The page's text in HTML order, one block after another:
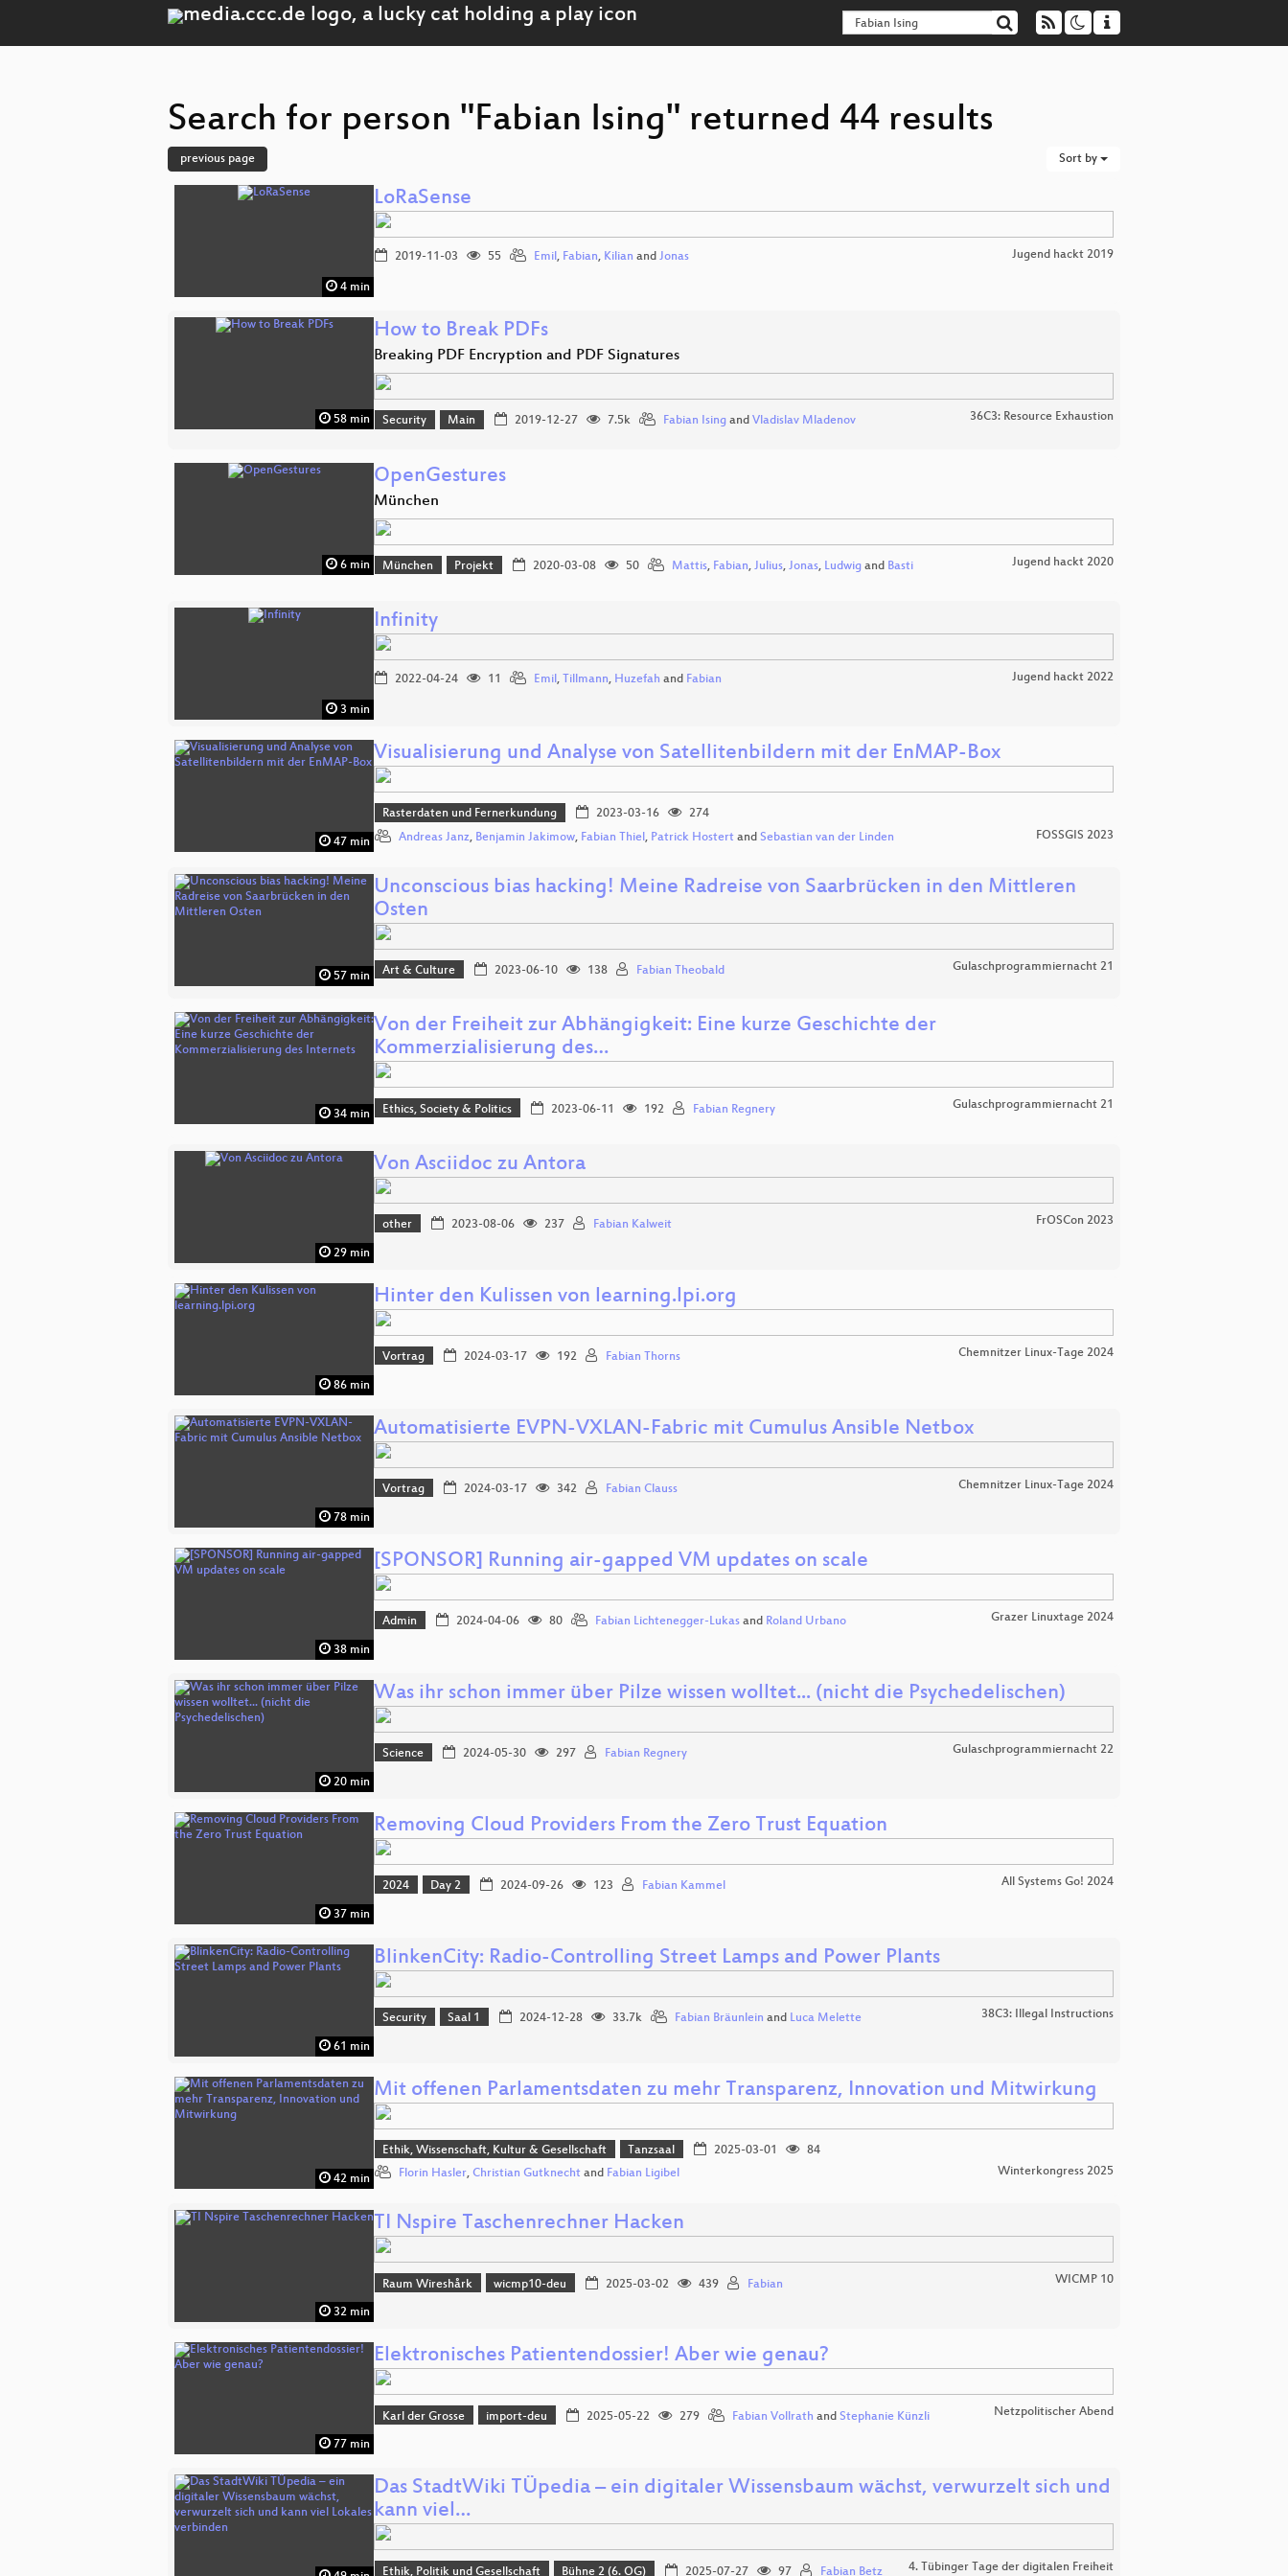
Search for person "Fabian Ising" returned 44 results
previous page Sort by
4 min
LoRaSense
2019-11-03 55 Emil, Fabian, Kilian and Jonas Jugend hackt 2019
58 min
How to Break PDFs
Breaking PDF Encryption and PDF Signatures
Security Main 2019-12-27 7.5k Fabian Isingand Vladislav Mladenov 36C3: Resource Exhaustion
6 min
OpenGestures
München
München Projekt 2020-03-08 50 Mattis, Fabian, Julius, Jonas, Ludwigand Basti Jugend hackt 2020
3 min
Infinity
2022-04-24 11 Emil, Tillmann, Huzefah and Fabian Jugend hackt 2022
47 min
Visualisierung und Analyse von Satellitenbildern mit der EnMAP-Box
Rasterdaten und Fernerkundung 2023-03-16
274
Andreas Janz, Benjamin Jakimow, Fabian Thiel , Patrick Hostert and Sebastian van der Linden FOSSGIS 2023
57 min
Unconscious bias hacking! Meine Radreise von Saarbrücken in den Mittleren
Osten
Art & Culture 2023-06-10 138 Fabian Theobald Gulaschprogrammiernacht 21
34 min
Von der Freiheit zur Abhängigkeit: Eine kurze Geschichte der
Kommerzialisierung des…
Ethics, Society & Politics 2023-06-11 192 Fabian Regnery Gulaschprogrammiernacht 21
29 min
Von Asciidoc zu Antora
other 2023-08-06 237 Fabian Kalweit FrOSCon 2023
86 min
Hinter den Kulissen von learning.lpi.org
Vortrag 2024-03-17 192 Fabian Thorns Chemnitzer Linux-Tage 2024
78 min
Automatisierte EVPN-VXLAN-Fabric mit Cumulus Ansible Netbox
Vortrag 2024-03-17 342 Fabian Clauss Chemnitzer Linux-Tage 2024
38 min
[SPONSOR] Running air-gapped VM updates on scale
Admin 2024-04-06 80 Fabian Lichtenegger-Lukasand Roland Urbano Grazer Linuxtage 2024
20 min
Was ihr schon immer über Pilze wissen wolltet... (nicht die Psychedelischen)
Science 2024-05-30 297 Fabian Regnery Gulaschprogrammiernacht 22
37 min
Removing Cloud Providers From the Zero Trust Equation
2024 Day 2 2024-09-26 123 Fabian Kammel All Systems Go! 2024
61 min
BlinkenCity: Radio-Controlling Street Lamps and Power Plants
Security Saal 1 2024-12-28 33.7k Fabian Bräunlein and Luca Melette 38C3: Illegal Instructions
42 min
Mit offenen Parlamentsdaten zu mehr Transparenz, Innovation und Mitwirkung
Ethik, Wissenschaft, Kultur & Gesellschaft Tanzsaal 2025-03-01
84
Florin Hasler, Christian Gutknecht and Fabian Ligibel Winterkongress 2025
32 min
TI Nspire Taschenrechner Hacken
Raum Wireshårk wicmp10-deu 2025-03-02 439 Fabian WICMP 10
77 min
Elektronisches Patientendossier! Aber wie genau?
Karl der Grosse import-deu 2025-05-22 279 Fabian Vollrath and Stephanie Künzli Netzpolitischer Abend
Das StadtWiki TÜpedia – ein digitaler Wissensbaum wächst, verwurzelt sich und
kann viel…
Ethik, Politik und Gesellschaft Bühne 2 (6. OG) 2025-07-27 97 Fabian Betz 4. Tübinger Tage der digitalen Freiheit